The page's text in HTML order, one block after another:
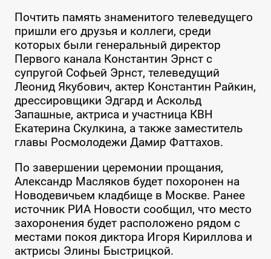
Почтить память знаменитого телеведущего
пришли его друзья и коллеги, среди
которых были генеральный директор
Первого канала Константин Эрнст с
супругой Софьей Эрнст, телеведущий
Леонид Якубович, актер Константин Райкин,
дрессировщики Эдгард и Аскольд
Запашные, актриса и участница КВН
Екатерина Скулкина, а также заместитель
главы Росмолодежи Дамир Фаттахов.
По завершении церемонии прощания,
Александр Масляков будет похоронен на
Новодевичьем кладбище в Москве. Ранее
источник РИА Новости сообщил, что место
захоронения будет расположено рядом с
местами покоя диктора Игоря Кириллова и
актрисы Элины Быстрицкой.